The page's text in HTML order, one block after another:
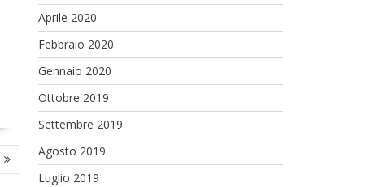
Aprile 2020
Febbraio 2020
Gennaio 2020
Ottobre 2019
Settembre 2019
Agosto 2019
Luglio 2019